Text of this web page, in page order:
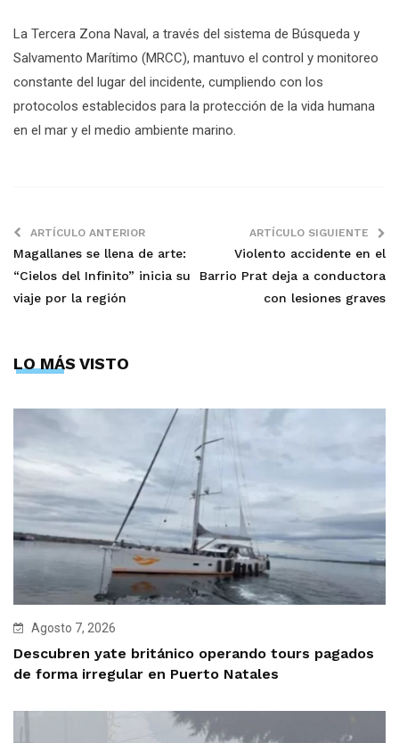
La Tercera Zona Naval, a través del sistema de Búsqueda y
Salvamento Marítimo (MRCC), mantuvo el control y monitoreo
constante del lugar del incidente, cumpliendo con los
protocolos establecidos para la protección de la vida humana
en el mar y el medio ambiente marino.
ARTÍCULO ANTERIOR
Magallanes se llena de arte:
“Cielos del Infinito” inicia su
viaje por la región
ARTÍCULO SIGUIENTE
Violento accidente en el
Barrio Prat deja a conductora
con lesiones graves
LO MÁS VISTO
Agosto 7, 2026
Descubren yate británico operando tours pagados
de forma irregular en Puerto Natales